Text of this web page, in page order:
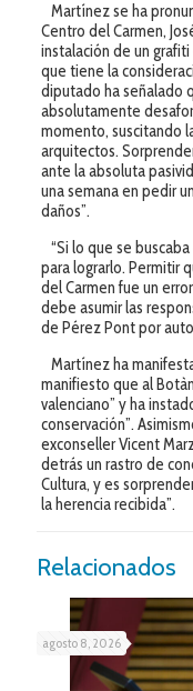
Martínez se ha
Centro del Carmen,
instalación de un
que tiene la
diputado ha señalado
absolutamente
momento, suscitando
arquitectos.
ante la absoluta
una semana en pedir
daños”.
“Si lo que se
para lograrlo. Permitir
del Carmen fue un
debe asumir las
de Pérez Pont por
Martínez ha
manifiesto que al
valenciano” y ha
conservación”.
exconseller Vicent
detrás un rastro de
Cultura, y es
la herencia recibida”.
Relacionados
agosto 8, 2026